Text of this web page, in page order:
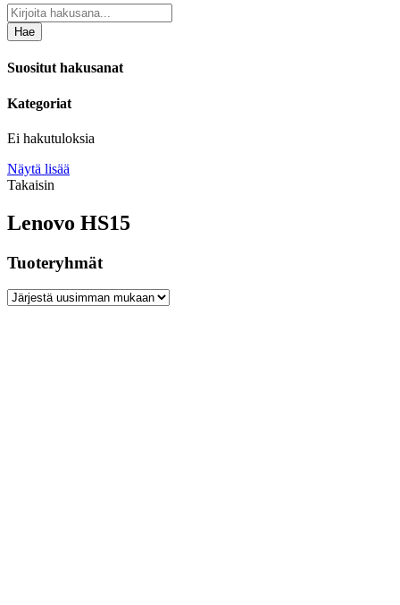
Hae
Suositut hakusanat
Kategoriat
Ei hakutuloksia
Näytä lisää
Takaisin
Lenovo HS15
Tuoteryhmät